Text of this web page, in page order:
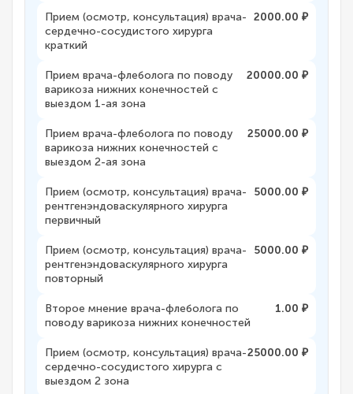
Прием (осмотр, консультация) врача-
сердечно-сосудистого хирурга
краткий
2000.00 ₽
Прием врача-флеболога по поводу
варикоза нижних конечностей с
выездом 1-ая зона
20000.00 ₽
Прием врача-флеболога по поводу
варикоза нижних конечностей с
выездом 2-ая зона
25000.00 ₽
Прием (осмотр, консультация) врача-
рентгенэндоваскулярного хирурга
первичный
5000.00 ₽
Прием (осмотр, консультация) врача-
рентгенэндоваскулярного хирурга
повторный
5000.00 ₽
Второе мнение врача-флеболога по
поводу варикоза нижних конечностей
1.00 ₽
Прием (осмотр, консультация) врача-
сердечно-сосудистого хирурга с
выездом 2 зона
25000.00 ₽